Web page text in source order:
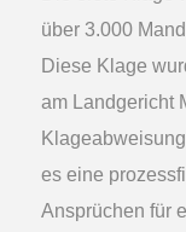
über 3.000
Diese Klage
am Landgericht
es eine
Ansprüchen für